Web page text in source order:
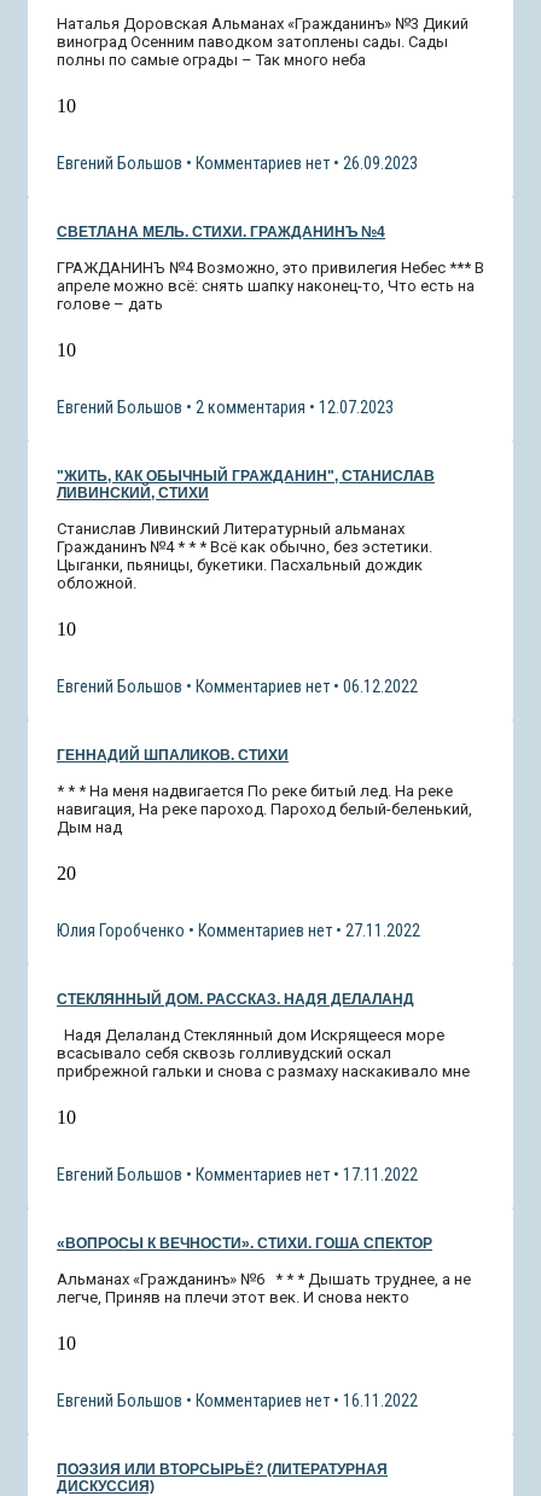
Наталья Доровская Альманах «Гражданинъ» №3 Дикий
виноград Осенним паводком затоплены сады. Сады
полны по самые ограды – Так много неба
10
Евгений Большов Комментариев нет 26.09.2023
СВЕТЛАНА МЕЛЬ. СТИХИ. ГРАЖДАНИНЪ №4
ГРАЖДАНИНЪ №4 Возможно, это привилегия Небес *** В
апреле можно всё: снять шапку наконец-то, Что есть на
голове – дать
10
Евгений Большов 2 комментария 12.07.2023
"ЖИТЬ, КАК ОБЫЧНЫЙ ГРАЖДАНИН", СТАНИСЛАВ
ЛИВИНСКИЙ, СТИХИ
Станислав Ливинский Литературный альманах
Гражданинъ №4 * * * Всё как обычно, без эстетики.
Цыганки, пьяницы, букетики. Пасхальный дождик
обложной.
10
Евгений Большов Комментариев нет 06.12.2022
ГЕННАДИЙ ШПАЛИКОВ. СТИХИ
* * * На меня надвигается По реке битый лед. На реке
навигация, На реке пароход. Пароход белый-беленький,
Дым над
20
Юлия Горобченко Комментариев нет 27.11.2022
СТЕКЛЯННЫЙ ДОМ. РАССКАЗ. НАДЯ ДЕЛАЛАНД
Надя Делаланд Стеклянный дом Искрящееся море
всасывало себя сквозь голливудский оскал
прибрежной гальки и снова с размаху наскакивало мне
10
Евгений Большов Комментариев нет 17.11.2022
«ВОПРОСЫ К ВЕЧНОСТИ». СТИХИ. ГОША СПЕКТОР
Альманах «Гражданинъ» №6 * * * Дышать труднее, а не
легче, Приняв на плечи этот век. И снова некто
10
Евгений Большов Комментариев нет 16.11.2022
ПОЭЗИЯ ИЛИ ВТОРСЫРЬЁ? (ЛИТЕРАТУРНАЯ
ДИСКУССИЯ)